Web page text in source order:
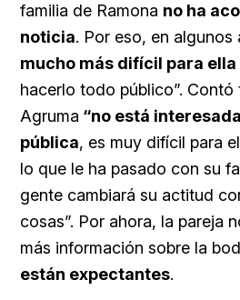
familia de Ramona no ha
noticia. Por eso, en algunos
mucho más difícil para ella
hacerlo todo público”. Contó
Agruma “no está
pública, es muy difícil para
lo que le ha pasado con su
gente cambiará su actitud
cosas”. Por ahora, la pareja
más información sobre la
están expectantes.